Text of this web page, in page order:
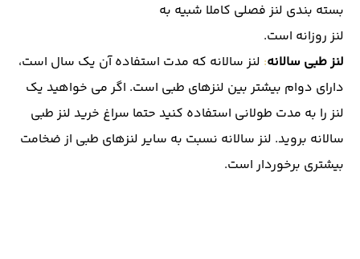
بسته بندی لنز فصلی کاملا شبیه به
لنز روزانه است.
لنز طبی سالانه: لنز سالانه که مدت استفاده آن یک سال است،
دارای دوام بیشتر بین لنزهای طبی است. اگر می خواهید یک
لنز را به مدت طولانی استفاده کنید حتما سراغ خرید لنز طبی
سالانه بروید. لنز سالانه نسبت به سایر لنزهای طبی از ضخامت
بیشتری برخوردار است.